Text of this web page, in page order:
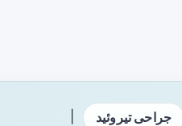
جراحی تیروئید